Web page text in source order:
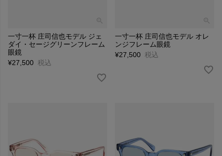
一寸一杯 庄司信也モデル ジェ
ダイ・セージグリーンフレーム
眼鏡
¥27,500 税込
一寸一杯 庄司信也モデル オレ
ンジフレーム眼鏡
¥27,500 税込